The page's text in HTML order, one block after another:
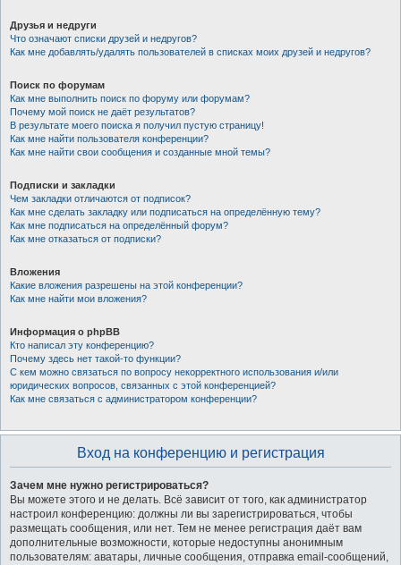
Друзья и недруги
Что означают списки друзей и недругов?
Как мне добавлять/удалять пользователей в списках моих друзей и недругов?
Поиск по форумам
Как мне выполнить поиск по форуму или форумам?
Почему мой поиск не даёт результатов?
В результате моего поиска я получил пустую страницу!
Как мне найти пользователя конференции?
Как мне найти свои сообщения и созданные мной темы?
Подписки и закладки
Чем закладки отличаются от подписок?
Как мне сделать закладку или подписаться на определённую тему?
Как мне подписаться на определённый форум?
Как мне отказаться от подписки?
Вложения
Какие вложения разрешены на этой конференции?
Как мне найти мои вложения?
Информация о phpBB
Кто написал эту конференцию?
Почему здесь нет такой-то функции?
С кем можно связаться по вопросу некорректного использования и/или
юридических вопросов, связанных с этой конференцией?
Как мне связаться с администратором конференции?
Вход на конференцию и регистрация
Зачем мне нужно регистрироваться?
Вы можете этого и не делать. Всё зависит от того, как администратор
настроил конференцию: должны ли вы зарегистрироваться, чтобы
размещать сообщения, или нет. Тем не менее регистрация даёт вам
дополнительные возможности, которые недоступны анонимным
пользователям: аватары, личные сообщения, отправка email-сообщений,